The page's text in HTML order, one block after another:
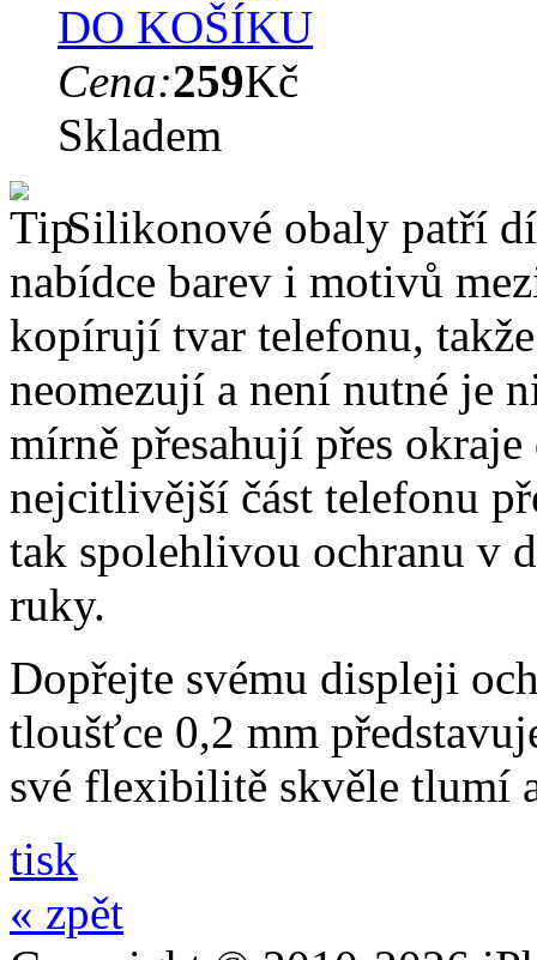
DO KOŠÍKU
Cena:259Kč
Skladem
Silikonové obaly patří
nabídce barev i motivů
kopírují tvar telefonu,
neomezují a není nutné je
mírně přesahují přes
nejcitlivější část telefonu
tak spolehlivou ochranu v
ruky.
Dopřejte svému displeji
tloušťce 0,2 mm
své flexibilitě skvěle tlumí
tisk
« zpět